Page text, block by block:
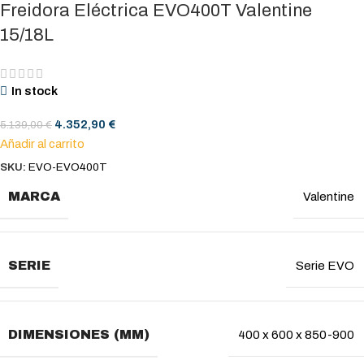
Freidora Eléctrica EVO400T Valentine
15/18L
In stock
5.139,00€ 4.352,90 €
Añadir al carrito
SKU: EVO-EVO400T
MARCA Valentine
SERIE Serie EVO
DIMENSIONES (MM) 400 x 600 x 850-900